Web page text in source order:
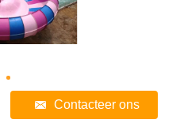
Contacteer ons